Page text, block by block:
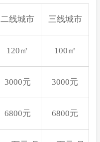
二线城市 三线城市
120㎡ 100㎡
3000元 3000元
6800元 6800元